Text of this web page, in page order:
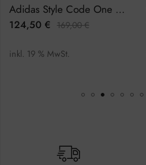
Adidas Style Code One Chrono AOSY22014 Herrenuhr Chronograph
124,50 € 169,00€
inkl. 19 % MwSt.